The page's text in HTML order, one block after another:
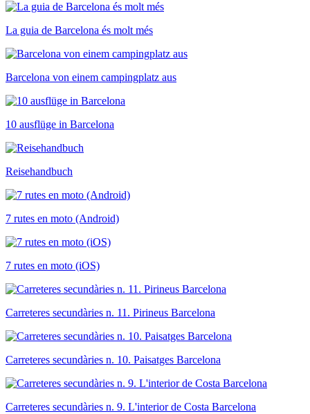
La guia de Barcelona és molt més
Barcelona von einem campingplatz aus
10 ausflüge in Barcelona
Reisehandbuch
7 rutes en moto (Android)
7 rutes en moto (iOS)
Carreteres secundàries n. 11. Pirineus Barcelona
Carreteres secundàries n. 10. Paisatges Barcelona
Carreteres secundàries n. 9. L'interior de Costa Barcelona